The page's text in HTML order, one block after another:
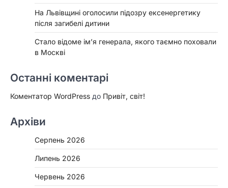
На Львівщині оголосили підозру ексенергетику
після загибелі дитини
Стало відоме ім’я генерала, якого таємно поховали
в Москві
Останні коментарі
Коментатор WordPress до Привіт, світ!
Архіви
Серпень 2026
Липень 2026
Червень 2026